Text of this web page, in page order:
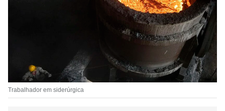
Trabalhador em siderúrgica